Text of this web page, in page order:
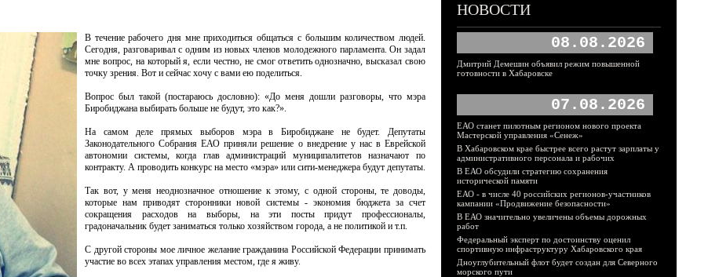
В течение рабочего дня мне приходиться общаться с большим количеством людей.
Сегодня, разговаривал с одним из новых членов молодежного парламента. Он задал
мне вопрос, на который я, если честно, не смог ответить однозначно, высказал свою
точку зрения. Вот и сейчас хочу с вами ею поделиться.
Вопрос был такой (постараюсь дословно): «До меня дошли разговоры, что мэра
Биробиджана выбирать больше не будут, это как?».
На самом деле прямых выборов мэра в Биробиджане не будет. Депутаты
Законодательного Собрания ЕАО приняли решение о внедрение у нас в Еврейской
автономии системы, когда глав администраций муниципалитетов назначают по
контракту. А проводить конкурс на место «мэра» или сити-менеджера будут депутаты.
Так вот, у меня неоднозначное отношение к этому, с одной стороны, те доводы,
которые нам приводят сторонники новой системы - экономия бюджета за счет
сокращения расходов на выборы, на эти посты придут профессионалы,
градоначальник будет заниматься только хозяйством города, а не политикой и т.п.
С другой стороны мое личное желание гражданина Российской Федерации принимать
участие во всех этапах управления местом, где я живу.
НОВОСТИ
08.08.2026
Дмитрий Демешин объявил режим повышенной
готовности в Хабаровске
07.08.2026
ЕАО станет пилотным регионом нового проекта
Мастерской управления «Сенеж»
В Хабаровском крае быстрее всего растут зарплаты у
административного персонала и рабочих
В ЕАО обсудили стратегию сохранения
исторической памяти
ЕАО - в числе 40 российских регионов-участников
кампании «Продвижение безопасности»
В ЕАО значительно увеличены объемы дорожных
работ
Федеральный эксперт по достоинству оценил
спортивную инфраструктуру Хабаровского края
Дноуглубительный флот будет создан для Северного
морского пути